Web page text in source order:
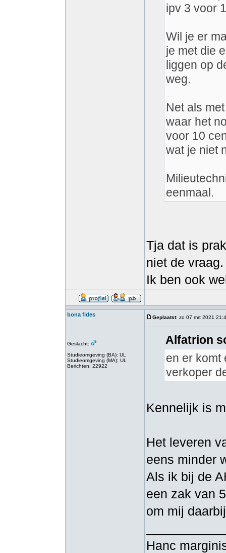
ipv 3 voor
Wil je er
je met die
liggen op
weg.
Net als
waar het
voor 10
wat je niet
eenmaal.
Tja dat is
niet de vraag.
Ik ben ook
bona fides
Geslacht:
Studieomgeving (BA): UL
Studieomgeving (MA): UL
Berichten: 22922
Geplaatst: zo 07 mrt 2021
Alfatrion
en er komt
verkoper
Kennelijk is
Het leveren
eens minder
Als ik bij de
een zak van
om mij
Hanc